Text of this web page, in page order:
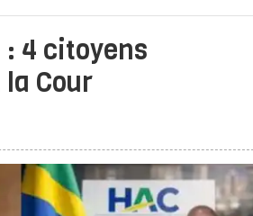
4 citoyens
Cour